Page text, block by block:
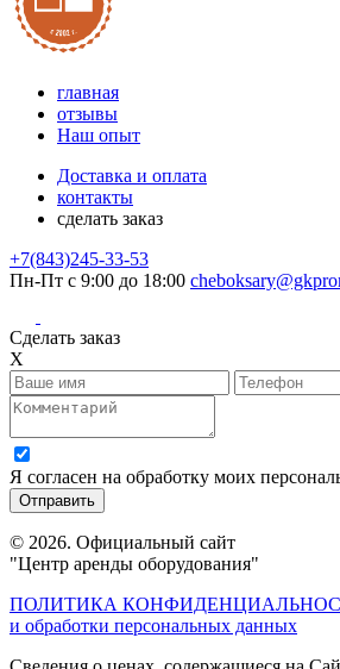
главная
отзывы
Наш опыт
Доставка и оплата
контакты
сделать заказ
+7(843)245-33-53
Пн-Пт с 9:00 до 18:00
Сделать заказ
X
Я согласен на обработку моих
© 2026. Официальный сайт
"Центр аренды оборудования"
ПОЛИТИКА
и обработки персональных данных